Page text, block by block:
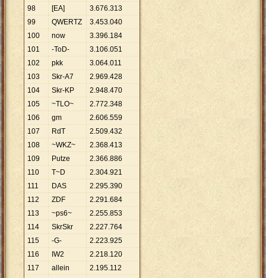
98
[EA] 3.676.313
99
QWERTZ 3.453.040
100
now 3.396.184
101
-ToD- 3.106.051
102
pkk 3.064.011
103
Skr-A7 2.969.428
104
Skr-KP 2.948.470
105
~TLO~ 2.772.348
106
gm 2.606.559
107
RdT 2.509.432
108
~WKZ~ 2.368.413
109
Putze 2.366.886
110
T~D 2.304.921
111
DAS 2.295.390
112
ZDF 2.291.684
113
~ps6~ 2.255.853
114
SkrSkr 2.227.764
115
-G- 2.223.925
116
IW2 2.218.120
117
allein 2.195.112